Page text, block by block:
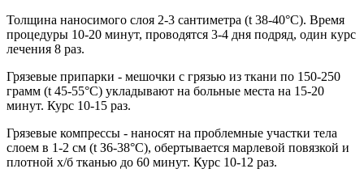
Толщина наносимого слоя 2-3 сантиметра (t 38-40°C). Время
процедуры 10-20 минут, проводятся 3-4 дня подряд, один курс
лечения 8 раз.
Грязевые припарки - мешочки с грязью из ткани по 150-250
грамм (t 45-55°C) укладывают на больные места на 15-20
минут. Курс 10-15 раз.
Грязевые компрессы - наносят на проблемные участки тела
слоем в 1-2 см (t З6-38°C), обертывается марлевой повязкой и
плотной х/б тканью до 60 минут. Курс 10-12 раз.